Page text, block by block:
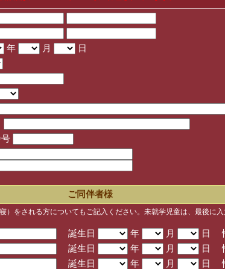
年 月
日
ご同伴者様
をされる方についてもご記入ください。未就学児童は、最後に入
誕生日 年 月
日
誕生日 年 月
日
誕生日 年 月
日